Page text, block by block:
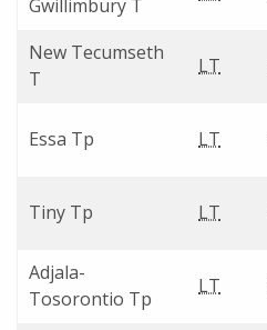
Gwillimbury T
New Tecumseth
T
LT
Essa Tp LT
Tiny Tp LT
Adjala-
Tosorontio Tp
LT